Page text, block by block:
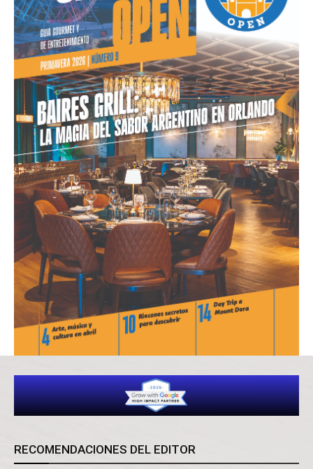
RECOMENDACIONES DEL EDITOR